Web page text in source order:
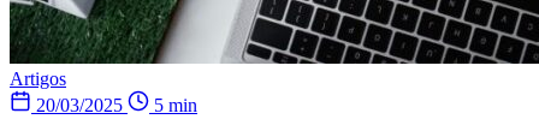
Artigos
20/03/2025
5 min